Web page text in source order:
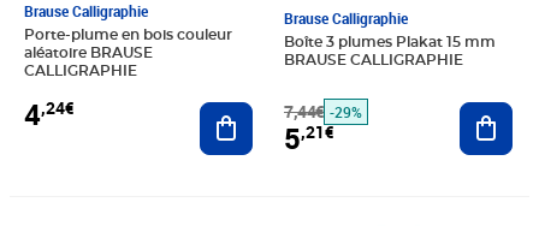
Brause Calligraphie
Porte-plume en bois couleur
aléatoire BRAUSE
CALLIGRAPHIE
4,24€ Ajouter au panier
Brause Calligraphie
Boîte 3 plumes Plakat 15 mm
BRAUSE CALLIGRAPHIE
7,44€ -29%
5,21€